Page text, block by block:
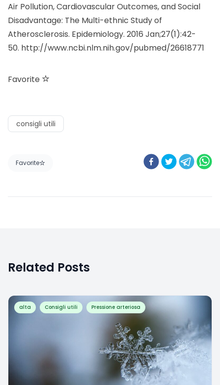
Air Pollution, Cardiovascular Outcomes, and Social
Disadvantage: The Multi-ethnic Study of
Atherosclerosis. Epidemiology. 2016 Jan;27(1):42-
50. http://www.ncbi.nlm.nih.gov/pubmed/26618771
Favorite
consigli utili
Favorite
Related Posts
alta Consigli utili Pressione arteriosa